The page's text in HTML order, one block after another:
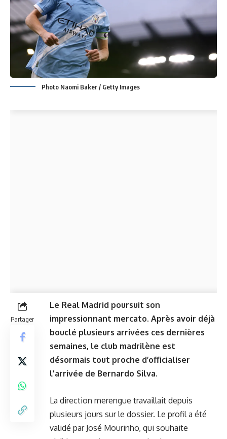
Photo Naomi Baker / Getty Images
Partager
Le Real Madrid poursuit son
impressionnant mercato. Après avoir déjà
bouclé plusieurs arrivées ces dernières
semaines, le club madrilène est
désormais tout proche d’officialiser
l'arrivée de Bernardo Silva.
La direction merengue travaillait depuis
plusieurs jours sur le dossier. Le profil a été
validé par José Mourinho, qui souhaite